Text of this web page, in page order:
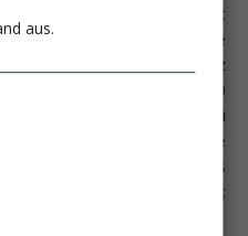
140/90 mmHg angestrebt
dem 80. Lebensjahr ohne
wie Niereninsuffizienz
von unter 150/90
hat zwar empfohlen, dass bei
niedrige Blutdruckzielwerte
können, aber dies wurde als
(Mancia G; Eur Heart J 2013;
aus.